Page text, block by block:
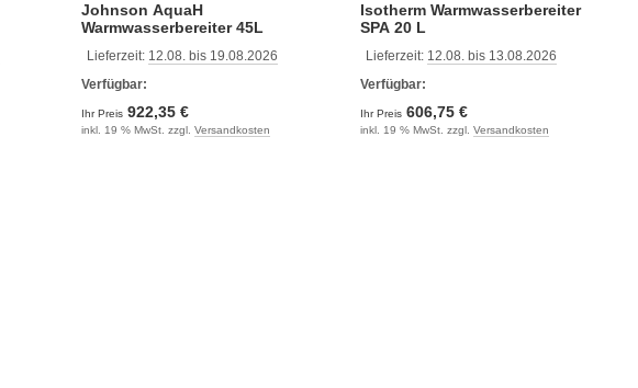
Johnson AquaH
Warmwasserbereiter 45L
Lieferzeit: 12.08. bis 19.08.2026
Verfügbar:
Ihr Preis 922,35 €
inkl. 19 % MwSt. zzgl. Versandkosten
Isotherm Warmwasserbereiter
SPA 20 L
Lieferzeit: 12.08. bis 13.08.2026
Verfügbar:
Ihr Preis 606,75 €
inkl. 19 % MwSt. zzgl. Versandkosten